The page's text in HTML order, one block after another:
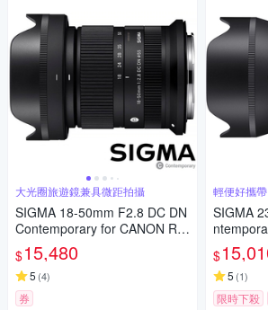
大光圈旅遊鏡兼具微距拍攝
SIGMA 18-50mm F2.8 DC DN
Contemporary for CANON RF
接環 (公司貨) 旅遊鏡 APS-C 無
反微單眼專用鏡頭
$15,480
5 (4)
券
輕便好攜
麗淺景深
SIGMA
士接環 (
焦鏡 人
專用鏡頭
$
5 (1)
限時下殺